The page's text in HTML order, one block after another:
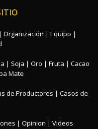
| Organización | Equipo |
| Soja | Oro | Fruta | Cacao
Mate
de Productores | Casos de
| Opinion | Videos